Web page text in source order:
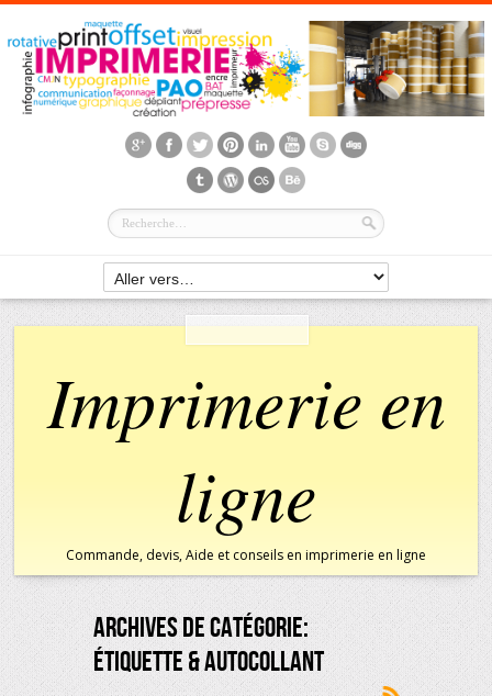
Imprimerie en
ligne
Commande, devis, Aide et conseils en imprimerie en ligne
Archives De Catégorie:
Étiquette & Autocollant